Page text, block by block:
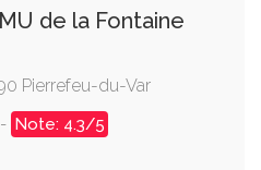
de la Fontaine
Pierrefeu-du-Var
Note: 4.3/5